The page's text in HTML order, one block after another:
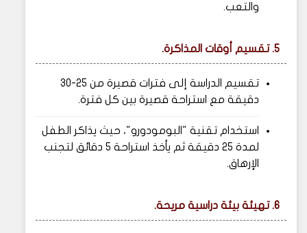
والتعب.
5. تقسيم أوقات المذاكرة.
تقسيم الدراسة إلى فترات قصيرة من 25-30
دقيقة مع استراحة قصيرة بين كل فترة.
استخدام تقنية "البومودورو"، حيث يذاكر الطفل
لمدة 25 دقيقة ثم يأخذ استراحة 5 دقائق لتجنب
الإرهاق.
6. تهيئة بيئة دراسية مريحة.